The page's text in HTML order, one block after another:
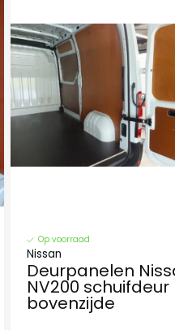
Op voorraad
Nissan
Deurpanelen
NV200 schuifdeur
bovenzijde